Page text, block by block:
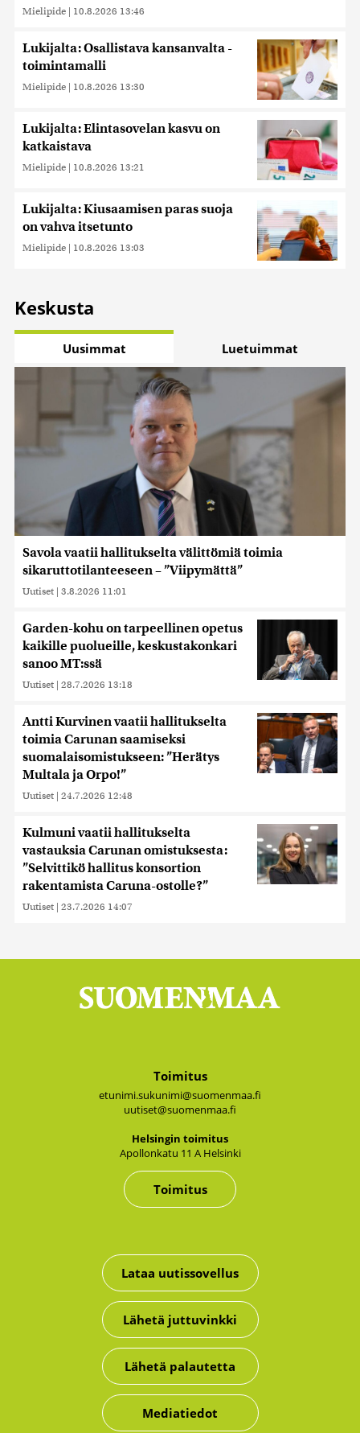
Mielipide | 10.8.2026 13:46
Lukijalta: Osallistava kansanvalta -
toimintamalli
Mielipide | 10.8.2026 13:30
Lukijalta: Elintasovelan kasvu on
katkaistava
Mielipide | 10.8.2026 13:21
Lukijalta: Kiusaamisen paras suoja
on vahva itsetunto
Mielipide | 10.8.2026 13:03
Keskusta
Uusimmat Luetuimmat
Savola vaatii hallitukselta välittömiä toimia
sikaruttotilanteeseen – ”Viipymättä”
Uutiset | 3.8.2026 11:01
Garden-kohu on tarpeellinen opetus
kaikille puolueille, keskustakonkari
sanoo MT:ssä
Uutiset | 28.7.2026 13:18
Antti Kurvinen vaatii hallitukselta
toimia Carunan saamiseksi
suomalaisomistukseen: ”Herätys
Multala ja Orpo!”
Uutiset | 24.7.2026 12:48
Kulmuni vaatii hallitukselta
vastauksia Carunan omistuksesta:
”Selvittikö hallitus konsortion
rakentamista Caruna-ostolle?”
Uutiset | 23.7.2026 14:07
Toimitus
etunimi.sukunimi@suomenmaa.fi
uutiset@suomenmaa.fi
Hel­sin­gin toi­mi­tus
Apol­lon­ka­tu 11 A Hel­sin­ki
Toimitus
Lataa uutissovellus
Lähetä juttuvinkki
Lähetä palautetta
Mediatiedot